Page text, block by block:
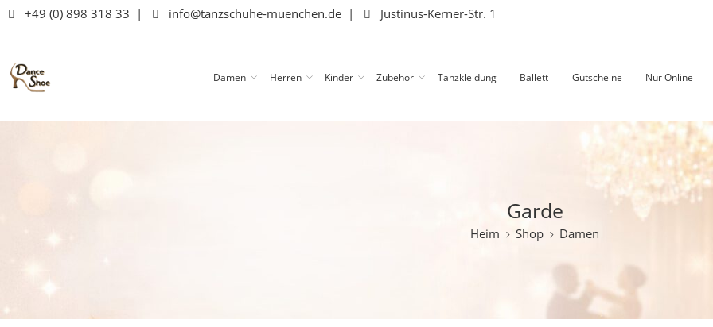
+49 (0) 898 318 33 | info@tanzschuhe-muenchen.de | Justinus-Kerner-Str. 1
Damen Herren Kinder Zubehör Tanzkleidung Ballett Gutscheine Nur Online
Garde
Heim Shop Damen